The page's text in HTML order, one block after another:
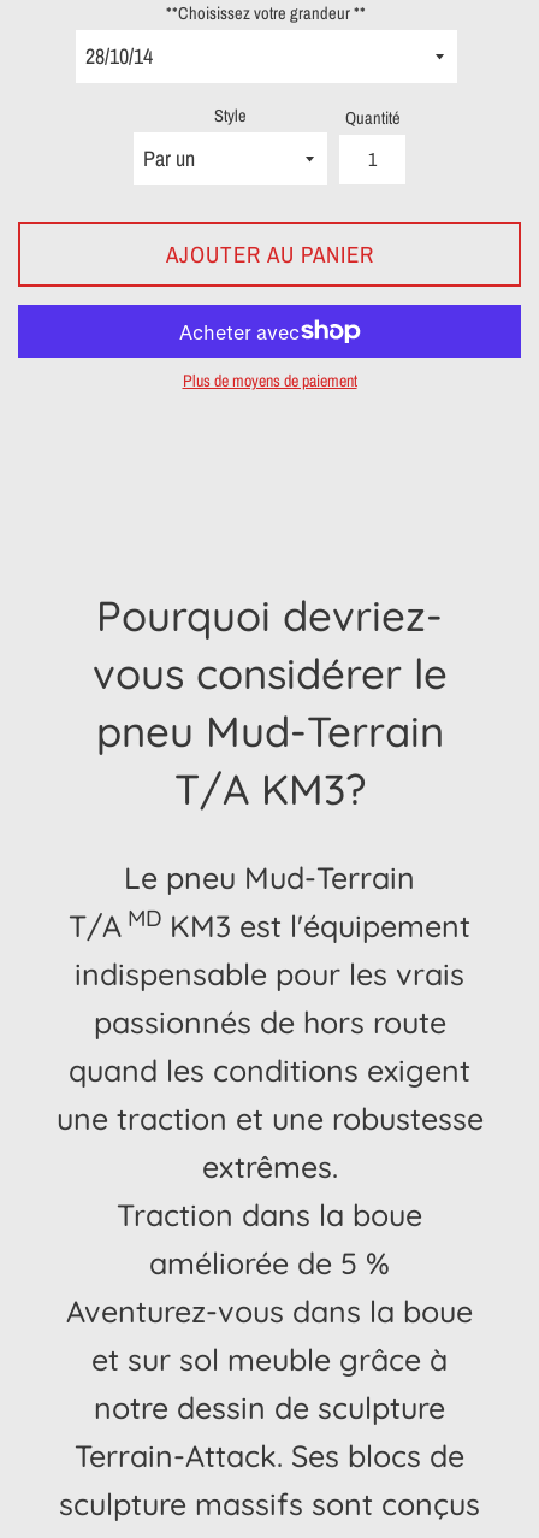
**Choisissez votre grandeur **
Style Quantité
AJOUTER AU PANIER
Plus de moyens de paiement
Pourquoi devriez-
vous considérer le
pneu Mud-Terrain
T/A KM3?
Le pneu Mud-Terrain
T/A MD KM3 est l'équipement
indispensable pour les vrais
passionnés de hors route
quand les conditions exigent
une traction et une robustesse
extrêmes.
Traction dans la boue
améliorée de 5 %
Aventurez-vous dans la boue
et sur sol meuble grâce à
notre dessin de sculpture
Terrain-Attack. Ses blocs de
sculpture massifs sont conçus